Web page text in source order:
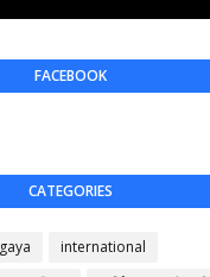
FACEBOOK
CATEGORIES
gaya
international